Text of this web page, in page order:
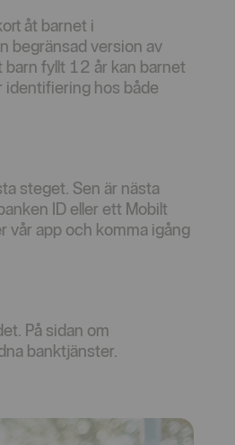
åt barnet i
begränsad version av
barn fyllt 12 år kan barnet
identifiering hos både
steget. Sen är nästa
ID eller ett Mobilt
vår app och komma igång
På sidan om
banktjänster.